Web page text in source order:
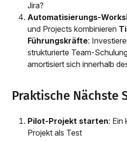
Jira?
Automatisierungs-
und Projects kombinieren
Führungskräfte:
strukturierte Team-
amortisiert sich innerhalb
Praktische Nächste
Pilot-Projekt starten: Ein
Projekt als Test